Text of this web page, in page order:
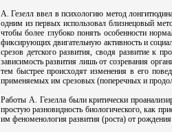
А. Гезелл ввел в психологию метод
одним из первых использовал близнецовый
чтобы более глубоко понять особенности
фиксирующих двигательную активность и
срезов детского развития, сводя развитие к
зависимость развития лишь от созревания
тем быстрее происходят изменения в его
применяемых им срезовых (поперечных и
Работы А. Гезелла были критически
простую разновидность биологического, как
им феноменология развития (роста) от